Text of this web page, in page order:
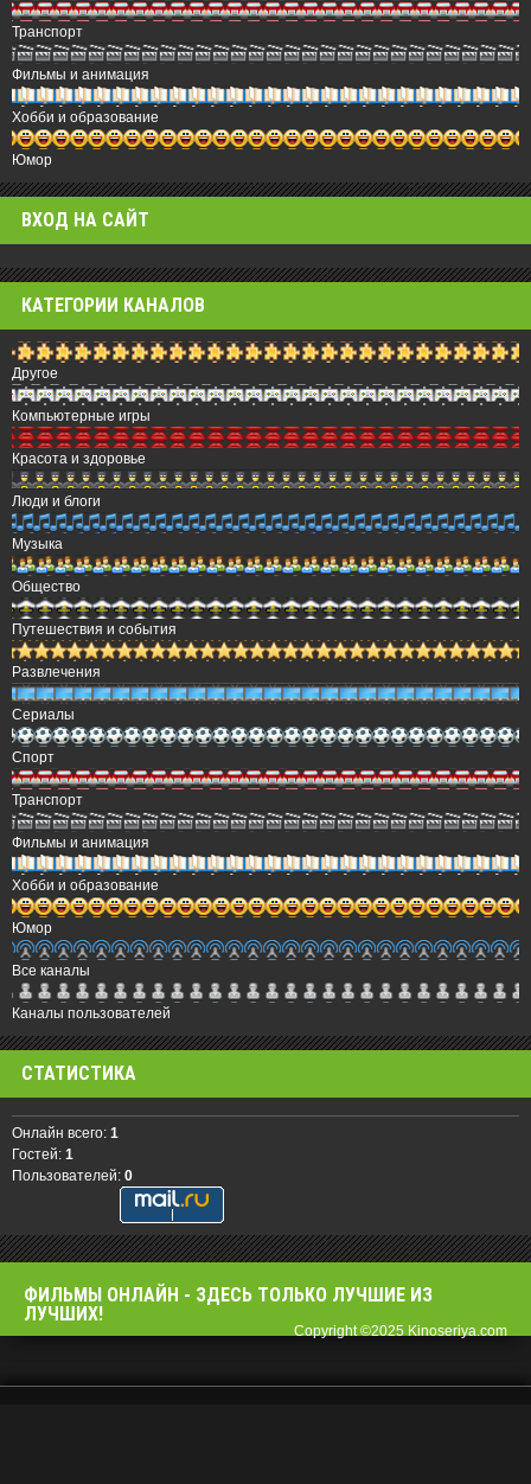
Транспорт
Фильмы и анимация
Хобби и образование
Юмор
ВХОД НА САЙТ
КАТЕГОРИИ КАНАЛОВ
Другое
Компьютерные игры
Красота и здоровье
Люди и блоги
Музыка
Общество
Путешествия и события
Развлечения
Сериалы
Спорт
Транспорт
Фильмы и анимация
Хобби и образование
Юмор
Все каналы
Каналы пользователей
СТАТИСТИКА
Онлайн всего: 1
Гостей: 1
Пользователей: 0
ФИЛЬМЫ OНЛАЙН - ЗДЕСЬ ТОЛЬКО ЛУЧШИЕ ИЗ
ЛУЧШИХ!
Copyright ©2025 Kinoseriya.com